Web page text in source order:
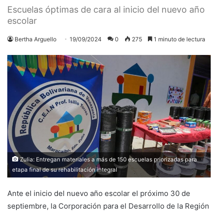
Escuelas óptimas de cara al inicio del nuevo año
escolar
Bertha Arguello 19/09/2024 0 275 1 minuto de lectura
Zulia: Entregan materiales a más de 150 escuelas priorizadas para
etapa final de su rehabilitación integral
Ante el inicio del nuevo año escolar el próximo 30 de
septiembre, la Corporación para el Desarrollo de la Región